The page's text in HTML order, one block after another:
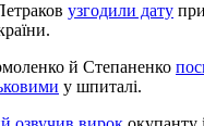
узгодили дату
й Степаненко
у шпиталі.